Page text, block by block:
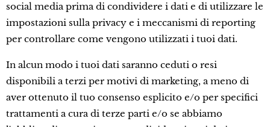
social media prima di condividere i dati e di utilizzare le
impostazioni sulla privacy e i meccanismi di reporting
per controllare come vengono utilizzati i tuoi dati.
In alcun modo i tuoi dati saranno ceduti o resi
disponibili a terzi per motivi di marketing, a meno di
aver ottenuto il tuo consenso esplicito e/o per specifici
trattamenti a cura di terze parti e/o se abbiamo